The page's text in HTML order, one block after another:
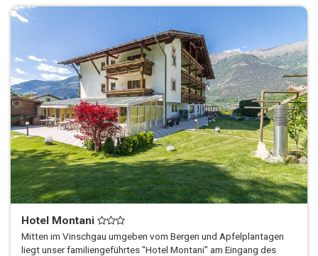
Hotel Montani
Mitten im Vinschgau umgeben vom Bergen und Apfelplantagen
liegt unser familiengeführtes "Hotel Montani" am Eingang des